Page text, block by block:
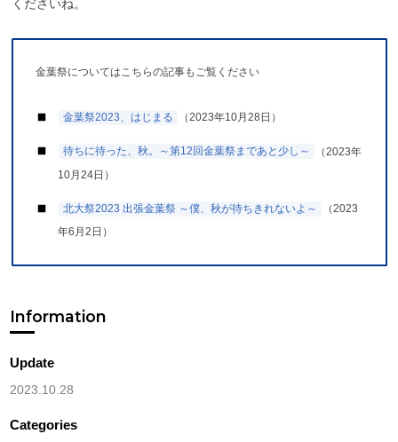
くださいね。
金葉祭についてはこちらの記事もご覧ください
金葉祭2023、はじまる （2023年10月28日）
待ちに待った、秋。～第12回金葉祭まであと少し～
（2023年
10月24日）
北大祭2023 出張金葉祭 ～僕、秋が待ちきれないよ～
（2023
年6月2日）
Information
Update
2023.10.28
Categories